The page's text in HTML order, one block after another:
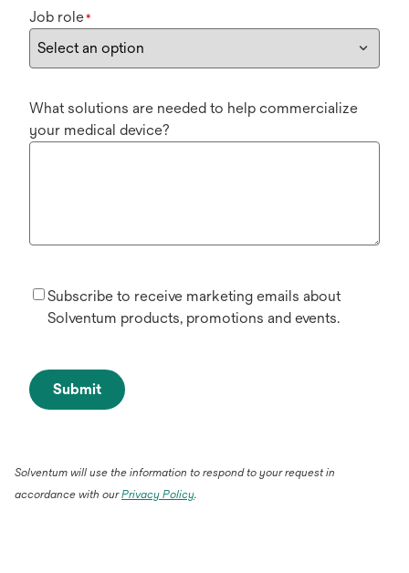
Job role*
What solutions are needed to help commercialize
your medical device?
Subscribe to receive marketing emails about
Solventum products, promotions and events.
Submit
Solventum will use the information to respond to your request in
accordance with ourPrivacy Policy.